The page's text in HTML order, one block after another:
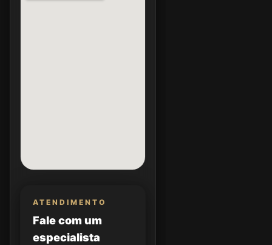
ATENDIMENTO
Fale com um
especialista